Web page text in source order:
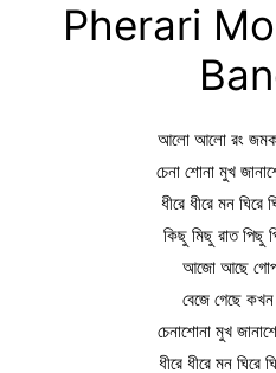
Pherari
আলো আলো রং
চেনা শোনা মুখ
ধীরে ধীরে মন ঘিরে
কিছু মিছু রাত পিছু
আজো আছে
বেজে গেছে
চেনাশোনা মুখ
ধীরে ধীরে মন ঘিরে